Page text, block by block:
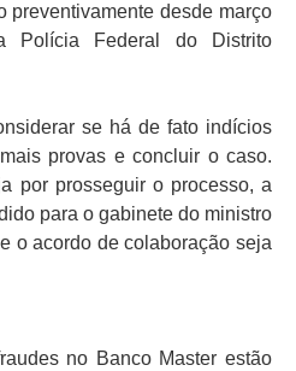
preventivamente desde março
Polícia Federal do Distrito
se há de fato indícios
provas e concluir o caso.
por prosseguir o processo, a
para o gabinete do ministro
o acordo de colaboração seja
no Banco Master estão